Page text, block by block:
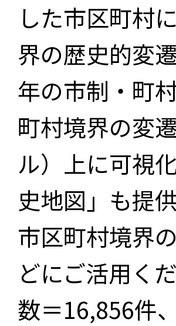
した市区町村
界の歴史的変
年の市制・町
町村境界の変
ル）上に可視
史地図」も提
市区町村境界
どにご活用く
数＝16,856件